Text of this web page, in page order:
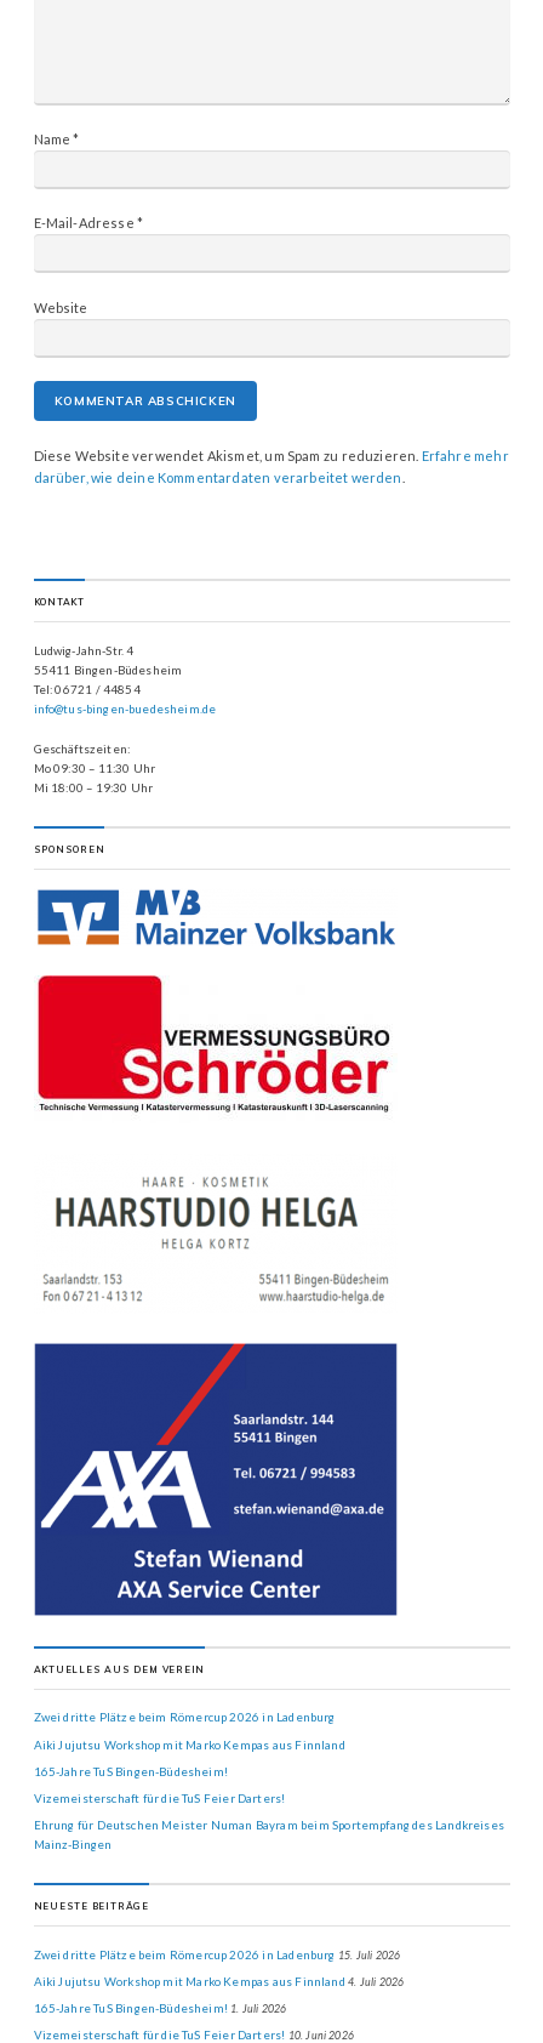
Name*
E-Mail-Adresse*
Website
Diese Website verwendet Akismet, um Spam zu reduzieren. Erfahre mehr
darüber, wie deine Kommentardaten verarbeitet werden
KONTAKT
Ludwig-Jahn-Str. 4
55411 Bingen-Büdesheim
Tel: 06721 / 44854
info@tus-bingen-buedesheim.de
Geschäftszeiten:
Mo 09:30 – 11:30 Uhr
Mi 18:00 – 19:30 Uhr
SPONSOREN
AKTUELLES AUS DEM VEREIN
Zwei dritte Plätze beim Römercup 2026 in Ladenburg
Aiki Jujutsu Workshop mit Marko Kempas aus Finnland
165-Jahre TuS Bingen-Büdesheim!
Vizemeisterschaft für die TuS Feier Darters!
Ehrung für Deutschen Meister Numan Bayram beim Sportempfang des Landkreises
Mainz-Bingen
NEUESTE BEITRÄGE
Zwei dritte Plätze beim Römercup 2026 in Ladenburg 15. Juli 2026
Aiki Jujutsu Workshop mit Marko Kempas aus Finnland 4. Juli 2026
165-Jahre TuS Bingen-Büdesheim! 1. Juli 2026
Vizemeisterschaft für die TuS Feier Darters! 10. Juni 2026